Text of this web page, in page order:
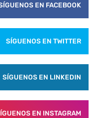
EN FACEBOOK
SÍGUENOS EN TWITTER
SÍGUENOS EN LINKEDIN
EN INSTAGRAM